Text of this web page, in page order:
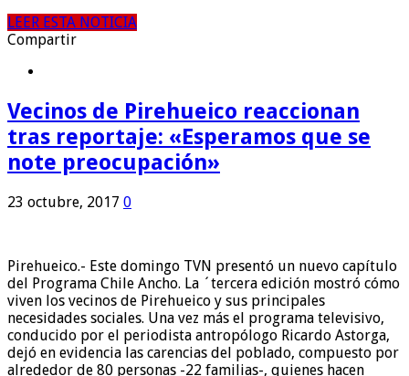
LEER ESTA NOTICIA
Compartir
Vecinos de Pirehueico reaccionan
tras reportaje: «Esperamos que se
note preocupación»
23 octubre, 2017 0
Pirehueico.- Este domingo TVN presentó un nuevo capítulo
del Programa Chile Ancho. La ´tercera edición mostró cómo
viven los vecinos de Pirehueico y sus principales
necesidades sociales. Una vez más el programa televisivo,
conducido por el periodista antropólogo Ricardo Astorga,
dejó en evidencia las carencias del poblado, compuesto por
alrededor de 80 personas -22 familias-, quienes hacen